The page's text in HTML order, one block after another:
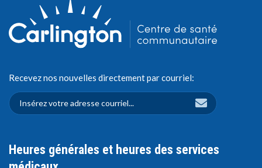
Recevez nos nouvelles directement par courriel:
Heures générales et heures des services